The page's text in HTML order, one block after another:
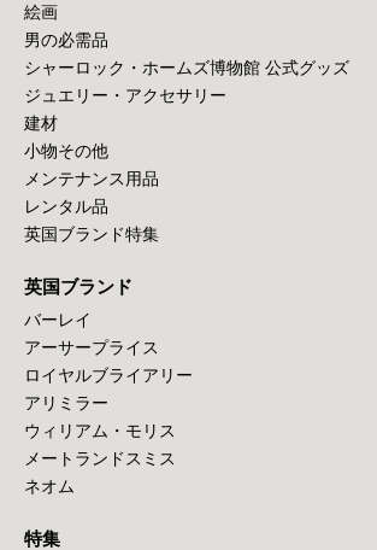
絵画
男の必需品
シャーロック・ホームズ博物館 公式グッズ
ジュエリー・アクセサリー
建材
小物その他
メンテナンス用品
レンタル品
英国ブランド特集
英国ブランド
バーレイ
アーサープライス
ロイヤルブライアリー
アリミラー
ウィリアム・モリス
メートランドスミス
ネオム
特集